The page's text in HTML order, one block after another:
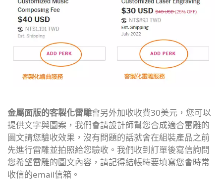
金屬面版的客製化雷雕會另外加收收費30美元，您可以
提供文字與圖案，我們會請設計師幫您合成適合雷雕的
圖文請您驗收效果，沒有問題的話就會在組裝產品之前
先進行雷雕並拍照給您驗收。我們收到訂單後寫信詢問
您希望雷雕的圖文內容，請記得結帳時要填寫您會時常
收信的email信箱。